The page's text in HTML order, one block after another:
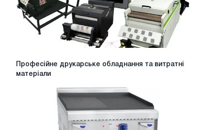
Професійне
друкарське
Професійне друкарське обладнання та витратні
матеріали